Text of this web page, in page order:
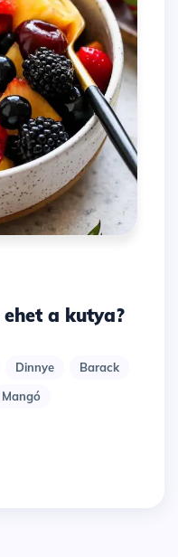
a kutya?
Dinnye
Barack
Mangó